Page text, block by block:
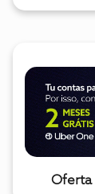
Oferta